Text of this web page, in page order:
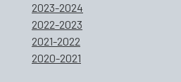
2023-2024
2022-2023
2021-2022
2020-2021